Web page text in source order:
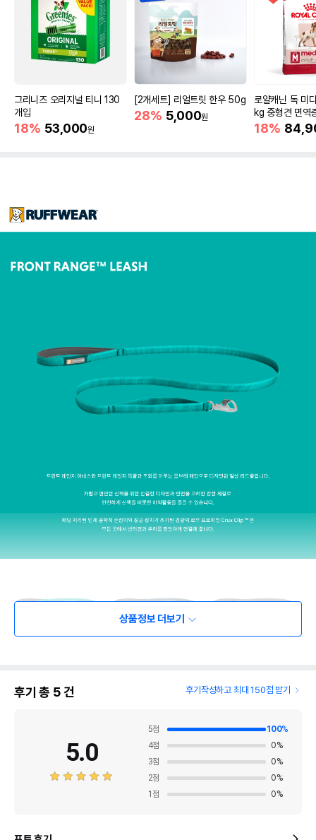
그리니즈 오리지널 티니 130
개입
18% 53,000원
[2개세트] 리얼트릿 한우 50g
28% 5,000원
로얄캐닌 독 미
kg 중형견 면역
18%
상품정보 더보기
후기 총 5건 후기작성하고 최대 150점 받기
5.0
5점 100%
4점 0%
3점 0%
2점 0%
1 점 0%